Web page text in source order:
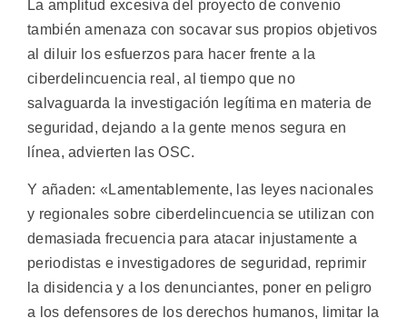
La amplitud excesiva del proyecto de convenio
también amenaza con socavar sus propios objetivos
al diluir los esfuerzos para hacer frente a la
ciberdelincuencia real, al tiempo que no
salvaguarda la investigación legítima en materia de
seguridad, dejando a la gente menos segura en
línea, advierten las OSC.
Y añaden: «Lamentablemente, las leyes nacionales
y regionales sobre ciberdelincuencia se utilizan con
demasiada frecuencia para atacar injustamente a
periodistas e investigadores de seguridad, reprimir
la disidencia y a los denunciantes, poner en peligro
a los defensores de los derechos humanos, limitar la